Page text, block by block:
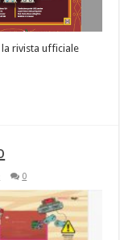
rivista ufficiale
0